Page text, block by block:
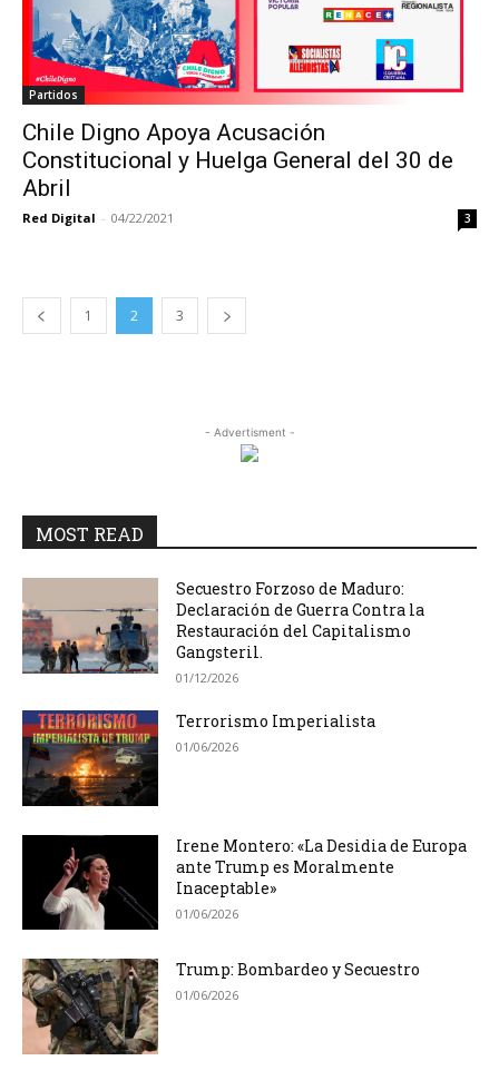
Partidos
Chile Digno Apoya Acusación
Constitucional y Huelga General del 30 de
Abril
Red Digital - 04/22/2021 3
1 2 3
- Advertisment -
MOST READ
Secuestro Forzoso de Maduro:
Declaración de Guerra Contra la
Restauración del Capitalismo
Gangsteril.
01/12/2026
Terrorismo Imperialista
01/06/2026
Irene Montero: «La Desidia de Europa
ante Trump es Moralmente
Inaceptable»
01/06/2026
Trump: Bombardeo y Secuestro
01/06/2026